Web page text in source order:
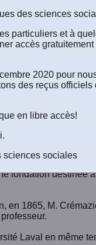
fut fondée en 1854
entreprise
déjà des sacrifices
a besoin de
l'Université Laval,
public ignore: les
aider la nouvelle
pendant huit années
fondation destinée
en 1865, M.
Laval en même
des sciences
particuliers et à
accès
2020 pour
des reçus
en libre accès!
sciences sociales